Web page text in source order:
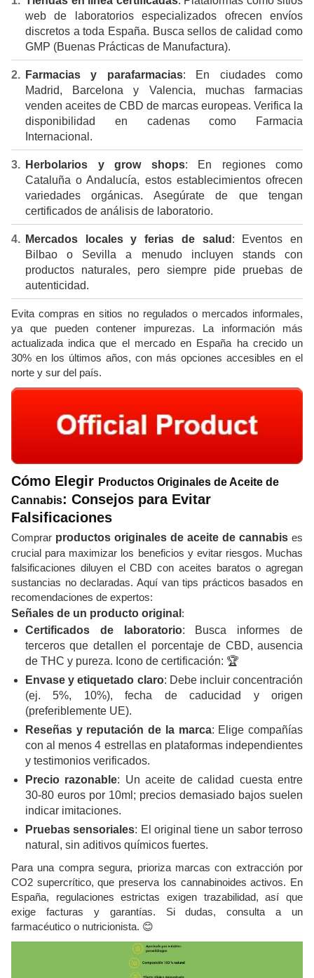
web de laboratorios especializados ofrecen envíos
discretos a toda España. Busca sellos de calidad como
GMP (Buenas Prácticas de Manufactura).
Farmacias y parafarmacias: En ciudades como
Madrid, Barcelona y Valencia, muchas farmacias
venden aceites de CBD de marcas europeas. Verifica la
disponibilidad en cadenas como Farmacia
Internacional.
Herbolarios y grow shops: En regiones como
Cataluña o Andalucía, estos establecimientos ofrecen
variedades orgánicas. Asegúrate de que tengan
certificados de análisis de laboratorio.
Mercados locales y ferias de salud : Eventos en
Bilbao o Sevilla a menudo incluyen stands con
productos naturales, pero siempre pide pruebas de
autenticidad.
Evita compras en sitios no regulados o mercados informales,
ya que pueden contener impurezas. La información más
actualizada indica que el mercado en España ha crecido un
30% en los últimos años, con más opciones accesibles en el
norte y sur del país.
Cómo Elegir Productos Originales de Aceite de
Cannabis: Consejos para Evitar
Falsificaciones
Comprar productos originales de aceite de cannabis es
crucial para maximizar los beneficios y evitar riesgos. Muchas
falsificaciones diluyen el CBD con aceites baratos o agregan
sustancias no declaradas. Aquí van tips prácticos basados en
recomendaciones de expertos:
Señales de un producto original :
Certificados de laboratorio: Busca informes de
terceros que detallen el porcentaje de CBD, ausencia
de THC y pureza. Icono de certificación: 🏆
Envase y etiquetado claro: Debe incluir concentración
(ej. 5%, 10%), fecha de caducidad y origen
(preferiblemente UE).
Reseñas y reputación de la marca: Elige compañías
con al menos 4 estrellas en plataformas independientes
y testimonios verificados.
Precio razonable: Un aceite de calidad cuesta entre
30-80 euros por 10ml; precios demasiado bajos suelen
indicar imitaciones.
Pruebas sensoriales: El original tiene un sabor terroso
natural, sin aditivos químicos fuertes.
Para una compra segura, prioriza marcas con extracción por
CO2 supercrítico, que preserva los cannabinoides activos. En
España, regulaciones estrictas exigen trazabilidad, así que
exige facturas y garantías. Si dudas, consulta a un
farmacéutico o nutricionista. 😊